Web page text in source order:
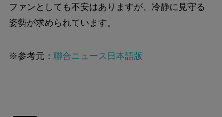
ファンとしても不安はありますが、冷静に見守る
姿勢が求められています。
※参考元： 聯合ニュース日本語版